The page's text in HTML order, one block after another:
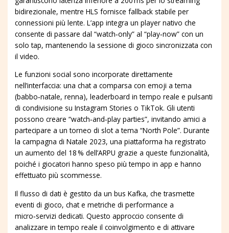
bidirezionale, mentre HLS fornisce fallback stabile per
connessioni più lente. L’app integra un player nativo che
consente di passare dal “watch‑only” al “play‑now” con un
solo tap, mantenendo la sessione di gioco sincronizzata con
il video.
Le funzioni social sono incorporate direttamente
nell’interfaccia: una chat a comparsa con emoji a tema
(babbo‑natale, renna), leaderboard in tempo reale e pulsanti
di condivisione su Instagram Stories o TikTok. Gli utenti
possono creare “watch‑and‑play parties”, invitando amici a
partecipare a un torneo di slot a tema “North Pole”. Durante
la campagna di Natale 2023, una piattaforma ha registrato
un aumento del 18 % dell’ARPU grazie a queste funzionalità,
poiché i giocatori hanno speso più tempo in app e hanno
effettuato più scommesse.
Il flusso di dati è gestito da un bus Kafka, che trasmette
eventi di gioco, chat e metriche di performance a
micro‑servizi dedicati. Questo approccio consente di
analizzare in tempo reale il coinvolgimento e di attivare